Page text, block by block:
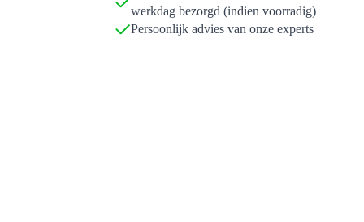
werkdag bezorgd (indien voorradig)
Persoonlijk advies van onze experts